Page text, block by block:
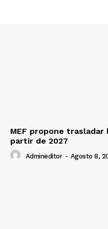
MEF propone
partir de 2027
Admineditor - Agosto 8,